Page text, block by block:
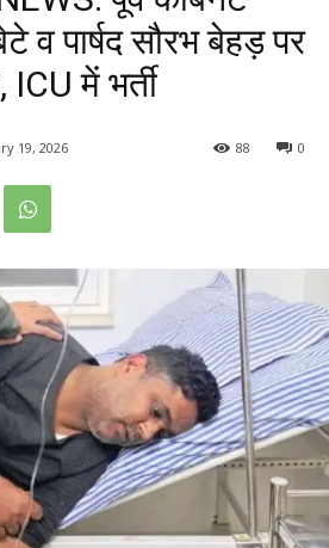
व पार्षद सौरभ बेहड़ पर
में भर्ती
19, 2026 0
88